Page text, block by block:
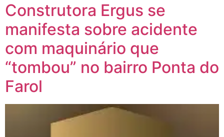
Construtora Ergus se
manifesta sobre acidente
com maquinário que
“tombou” no bairro Ponta do
Farol